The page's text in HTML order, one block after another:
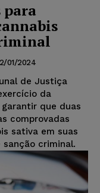
para
01/2024
de Justiça
da
que duas
comprovadas
sativa em suas
criminal.